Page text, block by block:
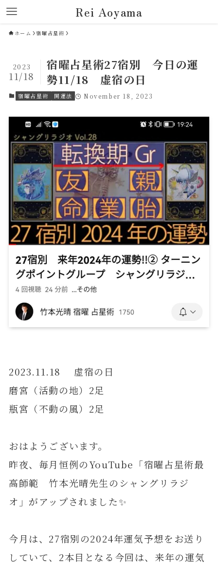
Rei Aoyama
ホーム 宿曜占星術
宿曜占星術27宿別 今日の運
勢11/18 虚宿の日
2023
11/18
宿曜占星術 開運法 November 18, 2023
2023.11.18 虚宿の日
磨宮（活動の地）2足
瓶宮（不動の風）2足
おはようございます。
昨夜、毎月恒例のYouTube「宿曜占星術最
高師範 竹本光晴先生のシャングリラジ
オ」がアップされました✨
今月は、27宿別の2024年運気予想をお送り
していて、2本目となる今回は、来年の運気